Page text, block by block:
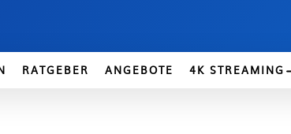
RATGEBER ANGEBOTE 4K STREAMING